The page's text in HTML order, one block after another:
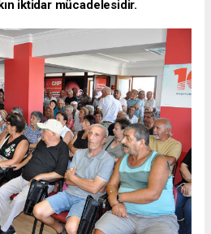
iktidar mücadelesidir.